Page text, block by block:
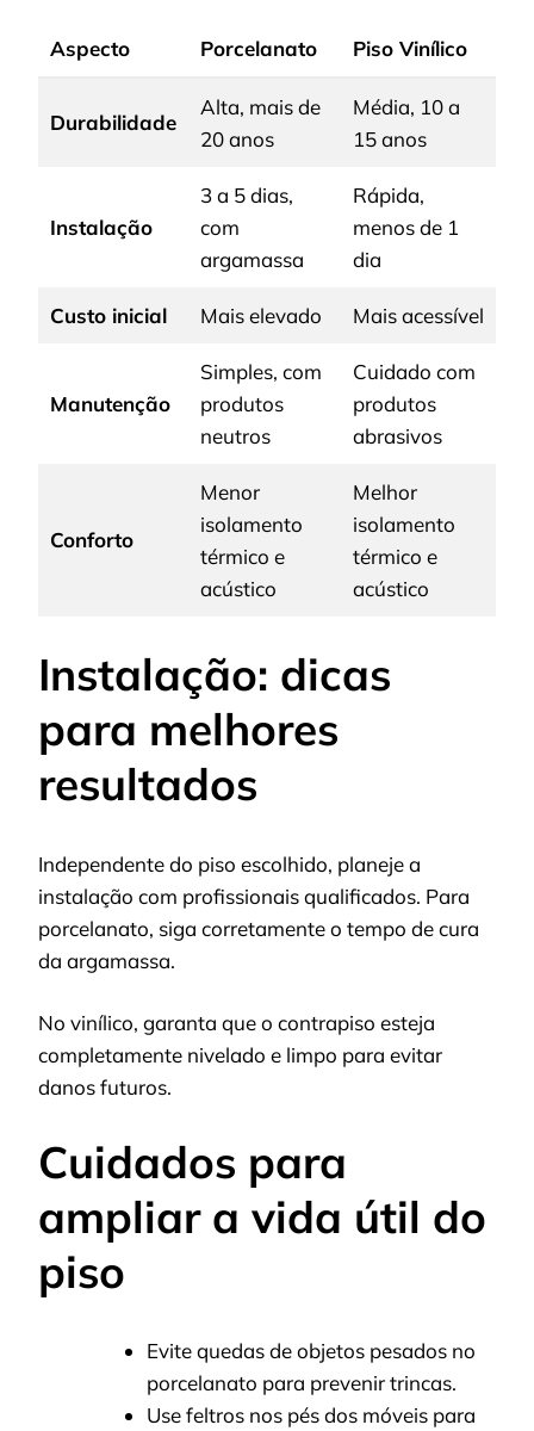
Aspecto Porcelanato Piso Vinílico
Durabilidade
Alta, mais de
20 anos
Média, 10 a
15 anos
Instalação
3 a 5 dias,
com
argamassa
Rápida,
menos de 1
dia
Custo inicial Mais elevado Mais acessível
Manutenção
Simples, com
produtos
neutros
Cuidado com
produtos
abrasivos
Conforto
Menor
isolamento
térmico e
acústico
Melhor
isolamento
térmico e
acústico
Instalação: dicas
para melhores
resultados
Independente do piso escolhido, planeje a
instalação com profissionais qualificados. Para
porcelanato, siga corretamente o tempo de cura
da argamassa.
No vinílico, garanta que o contrapiso esteja
completamente nivelado e limpo para evitar
danos futuros.
Cuidados para
ampliar a vida útil do
piso
Evite quedas de objetos pesados no
porcelanato para prevenir trincas.
Use feltros nos pés dos móveis para